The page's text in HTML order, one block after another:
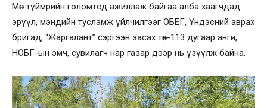
Мөн түймрийн голомтод ажиллаж байгаа алба хаагчдад
эрүүл, мэндийн тусламж үйлчилгээг ОБЕГ, Үндэсний аврах
бригад, “Жаргалант” сэргээн засах төв-113 дугаар анги,
НОБГ-ын эмч, сувилагч нар газар дээр нь үзүүлж байна.